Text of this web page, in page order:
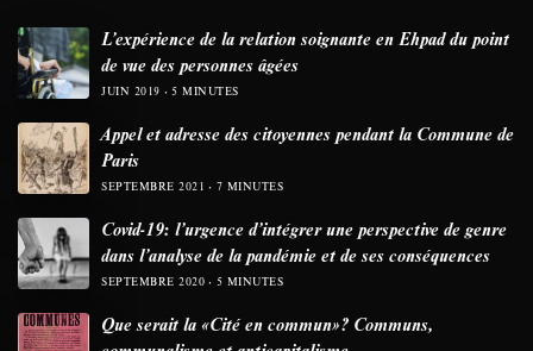
L’expérience de la relation soignante en Ehpad du point
de vue des personnes âgées
JUIN 2019 5 MINUTES
Appel et adresse des citoyennes pendant la Commune de
Paris
SEPTEMBRE 2021 7 MINUTES
Covid-19: l’urgence d’intégrer une perspective de genre
dans l’analyse de la pandémie et de ses conséquences
SEPTEMBRE 2020 5 MINUTES
Que serait la «Cité en commun»? Communs,